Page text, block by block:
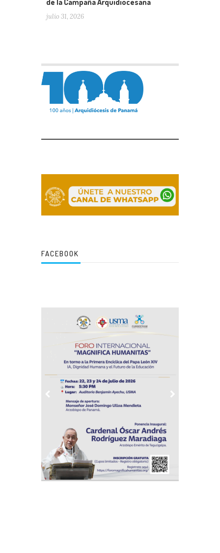
de la Campaña Arquidiocesana
julio 31, 2026
FACEBOOK